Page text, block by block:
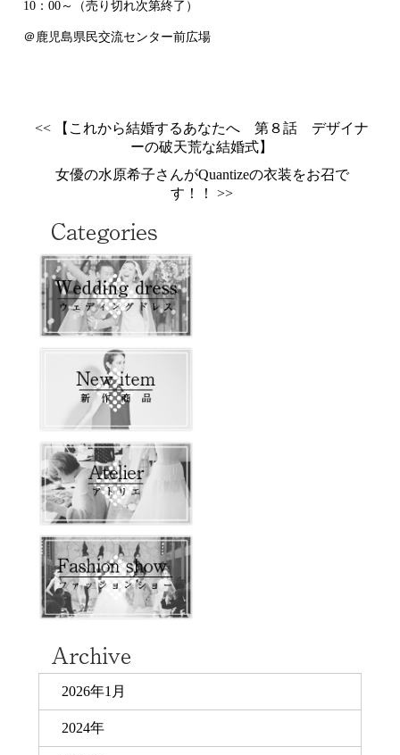
10：00～（売り切れ次第終了）
＠鹿児島県民交流センター前広場
<< 【これから結婚するあなたへ 第８話 デザイナ
ーの破天荒な結婚式】
女優の水原希子さんがQuantizeの衣装をお召で
す！！ >>
2026年1月
2024年